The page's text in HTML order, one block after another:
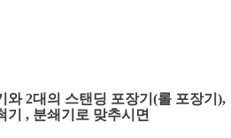
와 2대의 스탠딩 포장기(롤 포장기),
기 , 분쇄기로 맞추시면